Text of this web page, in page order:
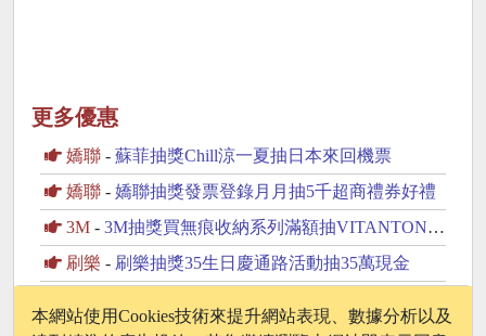
更多優惠
嬌聯 - 蘇菲抽獎Chill涼一夏抽日本來回機票
嬌聯 - 嬌聯抽獎發票登錄月月抽5千超商禮券好禮
3M - 3M抽獎買無痕收納系列滿額抽VITANTONIO鬆餅機
刷樂 - 刷樂抽獎35生日慶通路活動抽35萬現金
本網站使用Cookies技術來提升網站表現、數據分析以及